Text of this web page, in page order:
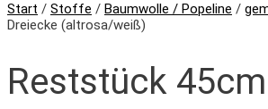
Start / Stoffe / Baumwolle / Popeline /
Dreiecke (altrosa/weiß)
Reststück